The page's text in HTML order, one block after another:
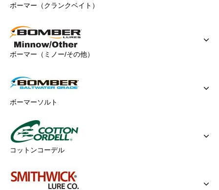
ボーマー（クランクベイト）
ボーマー（ミノー/その他）
ボーマーソルト
コットンコーデル